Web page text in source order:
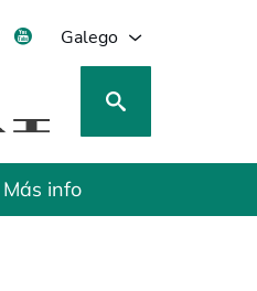
new tab
in a new tab
opens in a new tab
Galego
Más info